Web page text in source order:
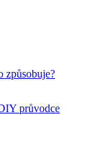
způsobuje?
průvodce